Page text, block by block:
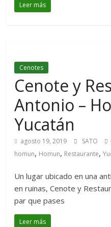
Leer más
Cenotes
Cenote y
Antonio –
Yucatán
agosto 19, 2019 SATO
homun, Homun, Restaurante,
Un lugar ubicado en una
en ruinas, Cenote y
par que pases
Leer más